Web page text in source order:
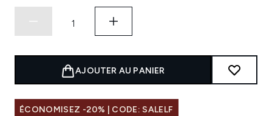
AJOUTER AU PANIER
ÉCONOMISEZ -20% | CODE: SALELF